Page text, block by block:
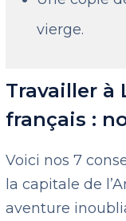
vierge.
Travailler à
français :
Voici nos 7
la capitale de
aventure